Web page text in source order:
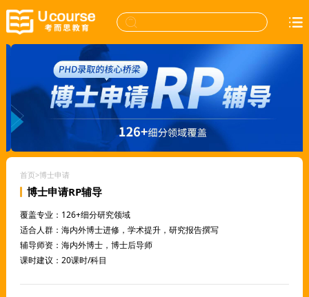
首页>博士申请
博士申请RP辅导
覆盖专业：126+细分研究领域
适合人群：海内外博士进修，学术提升，研究报告撰写
辅导师资：海内外博士，博士后导师
课时建议：20课时/科目